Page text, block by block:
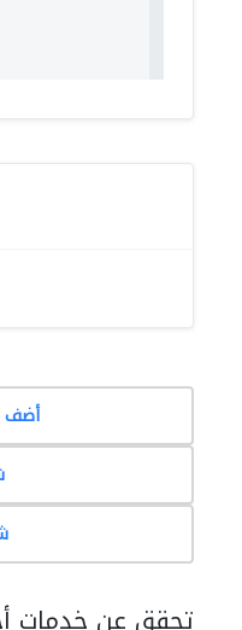
أضف
تحقق عن خدمات